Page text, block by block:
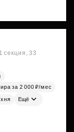
секция, 33
за 2 000 ₽/мес
Ещё